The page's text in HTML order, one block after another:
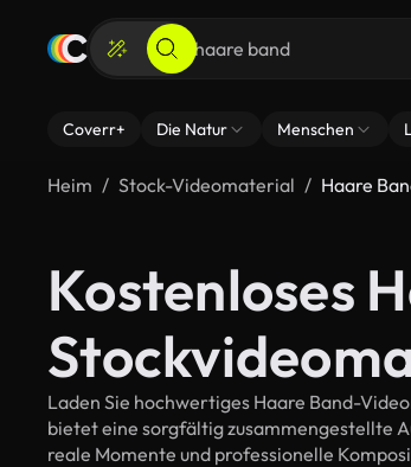
Coverr+ Die Natur Menschen
Heim Stock-Videomaterial Haare
Kostenloses
Laden Sie hochwertiges Haare Band-
bietet eine sorgfältig zusammengestellte
reale Momente und professionelle